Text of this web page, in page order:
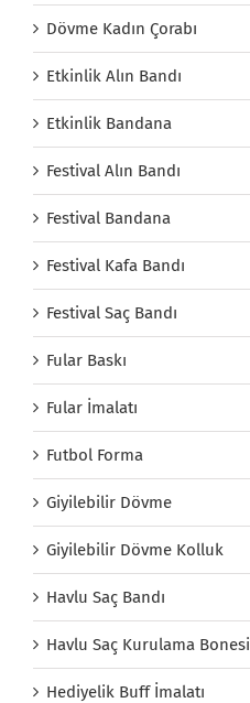
Dövme Kadın Çorabı
Etkinlik Alın Bandı
Etkinlik Bandana
Festival Alın Bandı
Festival Bandana
Festival Kafa Bandı
Festival Saç Bandı
Fular Baskı
Fular İmalatı
Futbol Forma
Giyilebilir Dövme
Giyilebilir Dövme Kolluk
Havlu Saç Bandı
Havlu Saç Kurulama Bonesi
Hediyelik Buff İmalatı